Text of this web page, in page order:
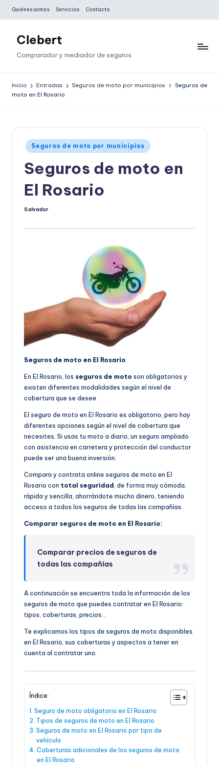
Saltar
contenido
Quiénes somos Servicios Contacto
Clebert
Comparador y mediador de seguros
Inicio Entradas Seguros de moto por municipios
Seguros de
moto en El Rosario
Publicado
en
Seguros de moto por municipios
Seguros de moto en
El Rosario
Publicado
Salvador
Seguros de moto en El Rosario
En El Rosario, los seguros de moto son obligatorios y
existen diferentes modalidades según el nivel de
cobertura que se desee.
El seguro de moto en El Rosario es obligatorio, pero hay
diferentes opciones según el nivel de cobertura que
necesites. Si usas tu moto a diario, un seguro ampliado
con asistencia en carretera y protección del conductor
puede ser una buena inversión.
Compara y contrata online seguros de moto en El
Rosario con total seguridad, de forma muy cómoda,
rápida y sencilla, ahorrándote mucho dinero, teniendo
acceso a todos los seguros de todas las compañías.
Comparar seguros de moto en El Rosario:
Comparar precios de seguros de
todas las compañías
A continuación se encuentra toda la información de los
seguros de moto que puedes contratar en El Rosario:
tipos, coberturas, precios…
Te explicamos los tipos de seguros de moto disponibles
en El Rosario, sus coberturas y aspectos a tener en
cuenta al contratar uno.
Índice:
Seguro de moto obligatorio en El Rosario
Tipos de seguros de moto en El Rosario
Seguros de moto en El Rosario por tipo de
vehículo
Coberturas adicionales de los seguros de moto
en El Rosario